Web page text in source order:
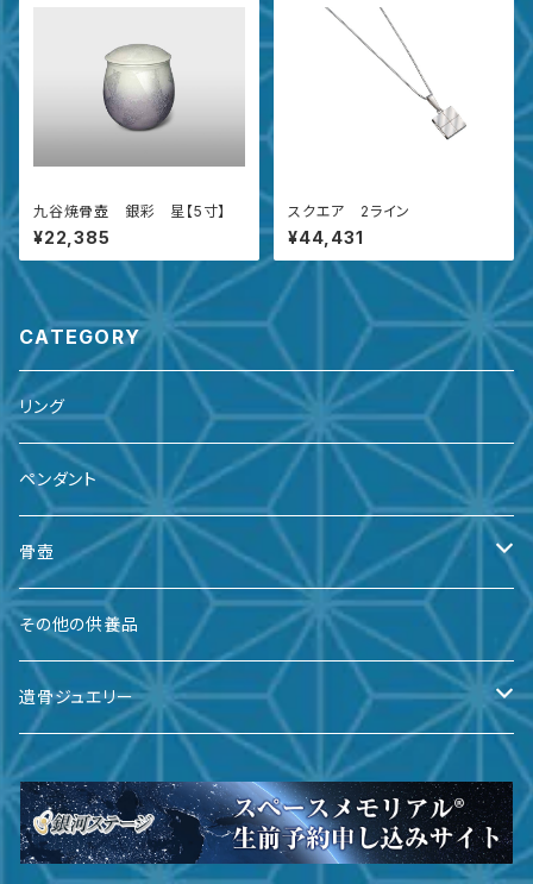
九谷焼骨壺 銀彩 星【5寸】
¥22,385
スクエア 2ライン
¥44,431
CATEGORY
リング
ペンダント
骨壺
備前焼
九谷焼
有田焼
瀬戸焼
その他の供養品
遺骨ジュエリー
遺骨ダイヤ
台座・リング